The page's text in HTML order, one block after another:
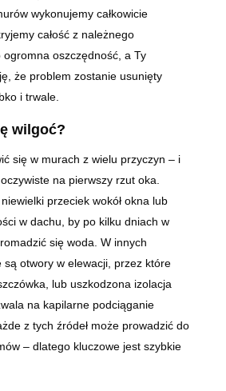
wykonujemy całkowicie
całość z należnego
ogromna oszczędność, a Ty
że problem zostanie usunięty
i trwale.
wilgoć?
się w murach z wielu przyczyn – i
na pierwszy rzut oka.
przeciek wokół okna lub
w dachu, by po kilku dniach w
się woda. W innych
są otwory w elewacji, przez które
lub uszkodzona izolacja
na kapilarne podciąganie
z tych źródeł może prowadzić do
– dlatego kluczowe jest szybkie